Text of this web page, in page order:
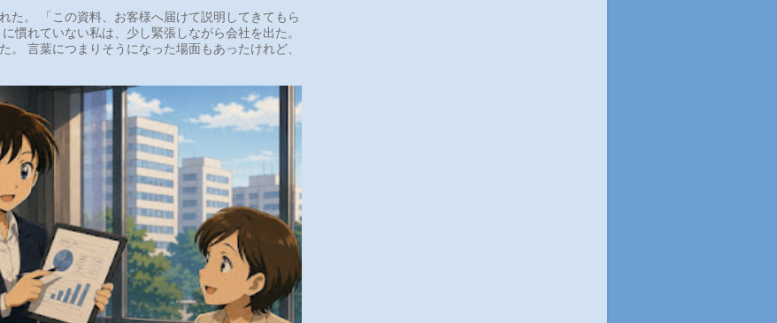
た。 「この資料、お客様へ届けて説明してきてもら
慣れていない私は、少し緊張しながら会社を出た。
言葉につまりそうになった場面もあったけれど、